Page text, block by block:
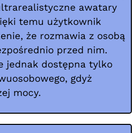
awatary
temu użytkownik
że rozmawia z osobą
przed nim.
jednak dostępna tylko
gdyż
mocy.